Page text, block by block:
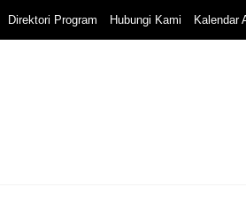
Direktori Program Hubungi Kami Kalendar